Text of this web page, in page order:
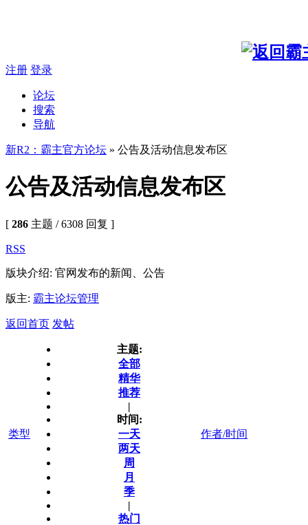
注册 登录
论坛
搜索
导航
新R2：霸主官方论坛 » 公告及活动信息发布区
公告及活动信息发布区
[ 286 主题 / 6308 回复 ]
RSS
版块介绍: 官网发布的新闻、公告
版主: 霸主论坛管理
返回首页 发帖
类型
主题:
全部
精华
推荐
|
时间:
一天
两天
周
月
季
|
热门
作者/时间